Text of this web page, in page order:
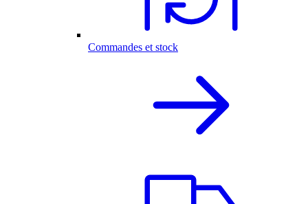
Commandes et stock